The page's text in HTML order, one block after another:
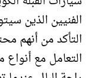
الفنيين الذين
التأكد من أنهم
التعامل مع